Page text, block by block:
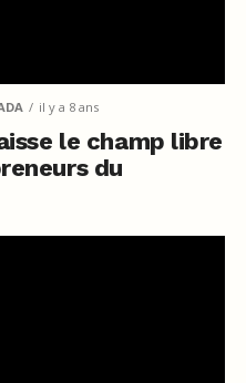
il y a 8 ans
le champ libre
du